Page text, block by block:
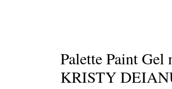
Palette Paint Gel
KRISTY